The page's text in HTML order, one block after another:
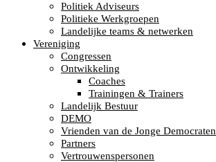
Politiek Adviseurs
Politieke Werkgroepen
Landelijke teams & netwerken
Vereniging
Congressen
Ontwikkeling
Coaches
Trainingen & Trainers
Landelijk Bestuur
DEMO
Vrienden van de Jonge Democraten
Partners
Vertrouwenspersonen